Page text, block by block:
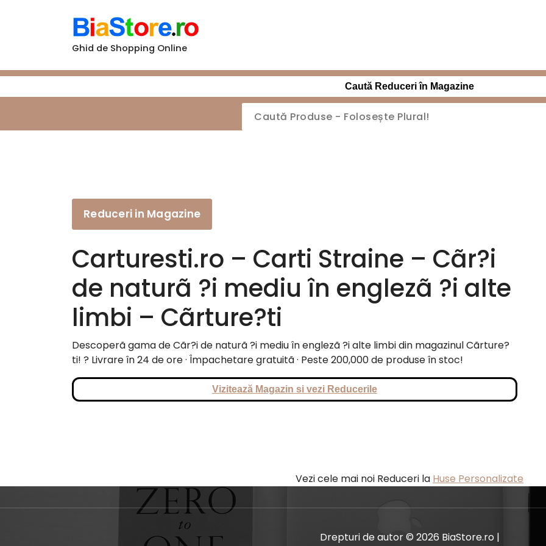
Ghid de Shopping Online
Caută Reduceri în Magazine
Reduceri in Magazine
Carturesti.ro – Carti Straine – Cãr?i
de naturã ?i mediu în englezã ?i alte
limbi – Cãrture?ti
Descoperã gama de Cãr?i de naturã ?i mediu în englezã ?i alte limbi din magazinul Cãrture?
ti! ? Livrare în 24 de ore · Împachetare gratuitã · Peste 200,000 de produse în stoc!
Vizitează Magazin si vezi Reducerile
Vezi cele mai noi Reduceri la Huse Personalizate
Drepturi de autor © 2026 BiaStore.ro |